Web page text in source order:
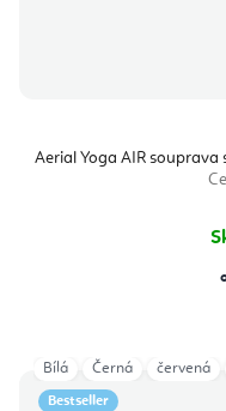
Aerial Yoga AIR souprava
Bestseller
Bílá Černá červená